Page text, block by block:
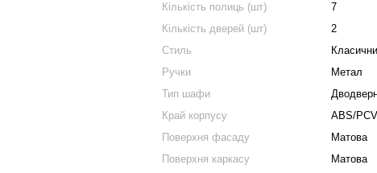
Кількість полиць (шт)
7
Кількість дверей (шт)
2
Стиль
Ручки
Метал
Тип шафи
Край корпусу
ABS/PCV
Поверхня фасаду
Матова
Поверхня каркасу
Матова